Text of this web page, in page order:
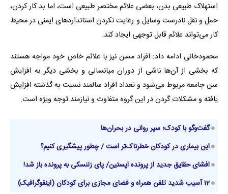
استهلاک طبیعی بدن، بعضی علائم مختصر طبیعی است، اما بد کار کردن،
حمل و نقل نادرست وسایل و رعایت نکردن استانداردهای ایمنی در محیط
کار می‌تواند علائم قابل توجهی ایجاد کند.
محمودخانی ادامه داد: افراد مسن نیز با علائم خاص خود مواجه هستند
که بخشی از آن‌ها ناشی از دوران میانسالی و بخشی دیگر به افزایش
سن جامعه مربوط می‌شود و تعداد افراد سالمند نسبت به گذشته افزایش
یافته و مشکلات گردن در این گروه متفاوت و نیازمند توجه ویژه است.
گفت‌وگو با کودک؛ سپر روانی در بحران‌ها
این بیماری در کودکان خطرناک‌تر است / چطور پیشگیری کنیم؟
افشای حقایق جدید از پرونده اپستین/ پای زلنسکی به پرونده باز شد!
12 آسیب شدید تلفن همراه و فضای مجازی برای کودکان (اینفوگرافیک)